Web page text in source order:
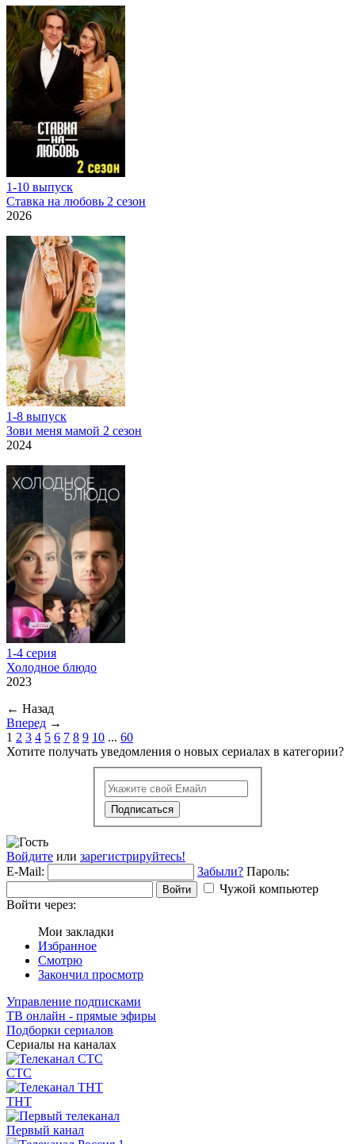
1-10 выпуск
Ставка на любовь 2 сезон
2026
1-8 выпуск
Зови меня мамой 2 сезон
2024
1-4 серия
Холодное блюдо
2023
← Назад
Вперед →
1 2 3 4 5 6 7 8 9 10 ... 60
Хотите получать уведомления о новых сериалах в категории?
Подписаться
Войдите или зарегистрируйтесь!
E-Mail:
Забыли? Пароль:
Войти
Чужой компьютер
Войти через:
Мои закладки
Избранное
Смотрю
Закончил просмотр
Управление подписками
ТВ онлайн - прямые эфиры
Подборки сериалов
Сериалы на каналах
СТС
ТНТ
Первый канал